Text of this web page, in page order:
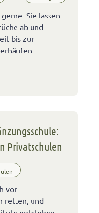
Sie lassen
ab und
bis zur
…
Privatschulen
vor
retten, und